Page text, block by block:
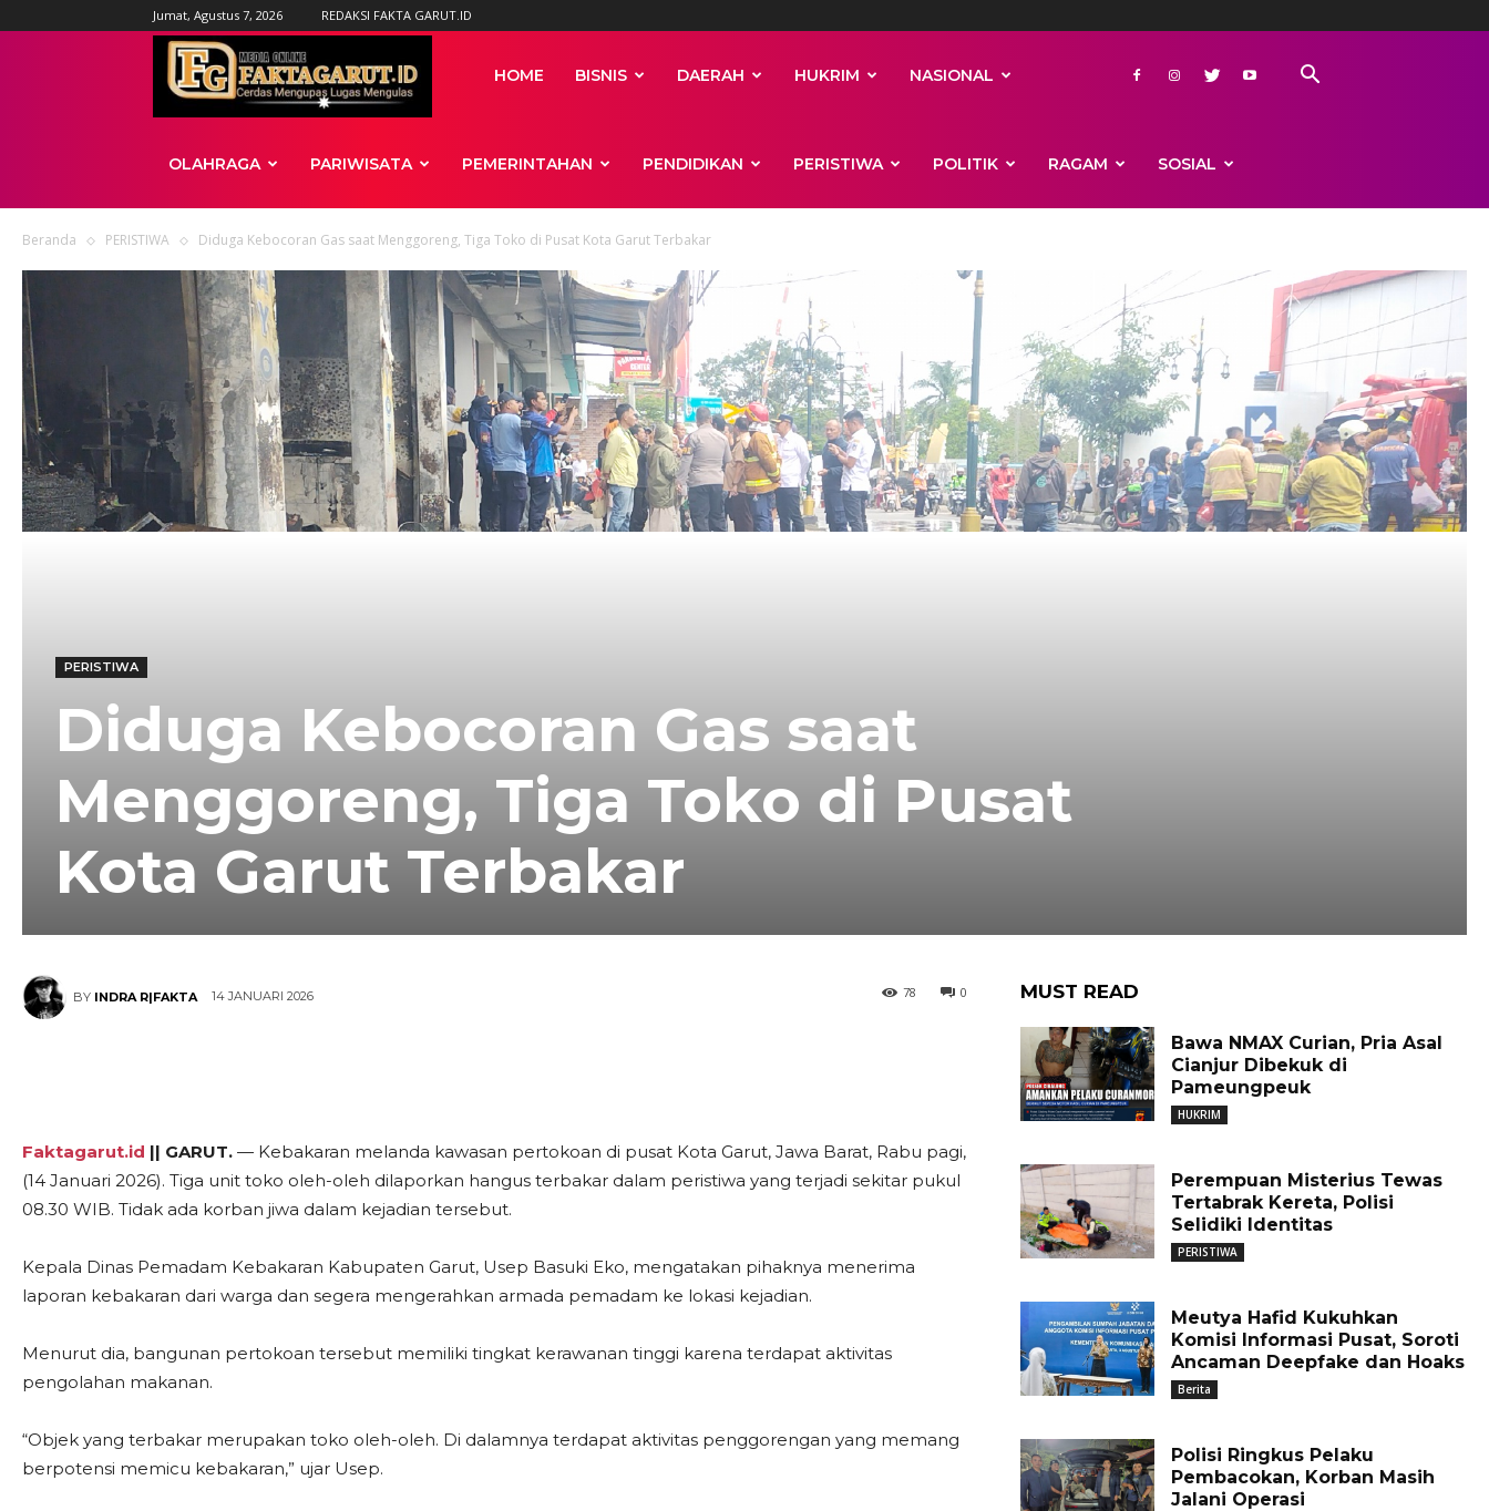
Jumat, Agustus 7, 2026 REDAKSI FAKTA GARUT.ID
HOME BISNIS DAERAH HUKRIM NASIONAL
OLAHRAGA PARIWISATA PEMERINTAHAN PENDIDIKAN PERISTIWA POLITIK RAGAM SOSIAL
Beranda PERISTIWA Diduga Kebocoran Gas saat Menggoreng, Tiga Toko di Pusat Kota Garut Terbakar
PERISTIWA
Diduga Kebocoran Gas saat
Menggoreng, Tiga Toko di Pusat
Kota Garut Terbakar
BY INDRA R|FAKTA 14 JANUARI 2026 0
78
Faktagarut.id || GARUT. — Kebakaran melanda kawasan pertokoan di pusat Kota Garut, Jawa Barat, Rabu pagi,
(14 Januari 2026). Tiga unit toko oleh-oleh dilaporkan hangus terbakar dalam peristiwa yang terjadi sekitar pukul
08.30 WIB. Tidak ada korban jiwa dalam kejadian tersebut.
Kepala Dinas Pemadam Kebakaran Kabupaten Garut, Usep Basuki Eko, mengatakan pihaknya menerima
laporan kebakaran dari warga dan segera mengerahkan armada pemadam ke lokasi kejadian.
Menurut dia, bangunan pertokoan tersebut memiliki tingkat kerawanan tinggi karena terdapat aktivitas
pengolahan makanan.
“Objek yang terbakar merupakan toko oleh-oleh. Di dalamnya terdapat aktivitas penggorengan yang memang
berpotensi memicu kebakaran,” ujar Usep.
MUST READ
Bawa NMAX Curian, Pria Asal
Cianjur Dibekuk di
Pameungpeuk
HUKRIM
Perempuan Misterius Tewas
Tertabrak Kereta, Polisi
Selidiki Identitas
PERISTIWA
Meutya Hafid Kukuhkan
Komisi Informasi Pusat, Soroti
Ancaman Deepfake dan Hoaks
Berita
Polisi Ringkus Pelaku
Pembacokan, Korban Masih
Jalani Operasi